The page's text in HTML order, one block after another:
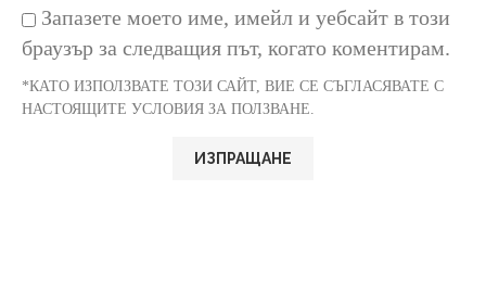
Запазете моето име, имейл и уебсайт в този
браузър за следващия път, когато коментирам.
*КАТО ИЗПОЛЗВАТЕ ТОЗИ САЙТ, ВИЕ СЕ СЪГЛАСЯВАТЕ С
НАСТОЯЩИТЕ УСЛОВИЯ ЗА ПОЛЗВАНЕ.